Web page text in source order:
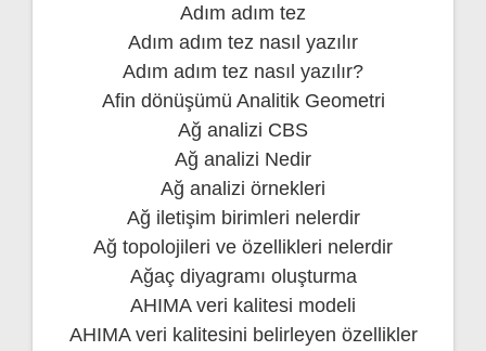
Adım adım tez
Adım adım tez nasıl yazılır
Adım adım tez nasıl yazılır?
Afin dönüşümü Analitik Geometri
Ağ analizi CBS
Ağ analizi Nedir
Ağ analizi örnekleri
Ağ iletişim birimleri nelerdir
Ağ topolojileri ve özellikleri nelerdir
Ağaç diyagramı oluşturma
AHIMA veri kalitesi modeli
AHIMA veri kalitesini belirleyen özellikler